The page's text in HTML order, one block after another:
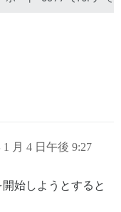
1 月 4 日午後 9:27
始しようとすると